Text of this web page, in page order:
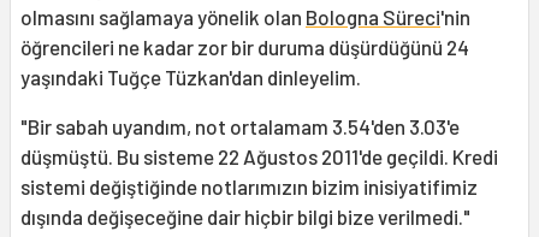
olmasını sağlamaya yönelik olan Bologna Süreci'nin
öğrencileri ne kadar zor bir duruma düşürdüğünü 24
yaşındaki Tuğçe Tüzkan'dan dinleyelim.
"Bir sabah uyandım, not ortalamam 3.54'den 3.03'e
düşmüştü. Bu sisteme 22 Ağustos 2011'de geçildi. Kredi
sistemi değiştiğinde notlarımızın bizim inisiyatifimiz
dışında değişeceğine dair hiçbir bilgi bize verilmedi."